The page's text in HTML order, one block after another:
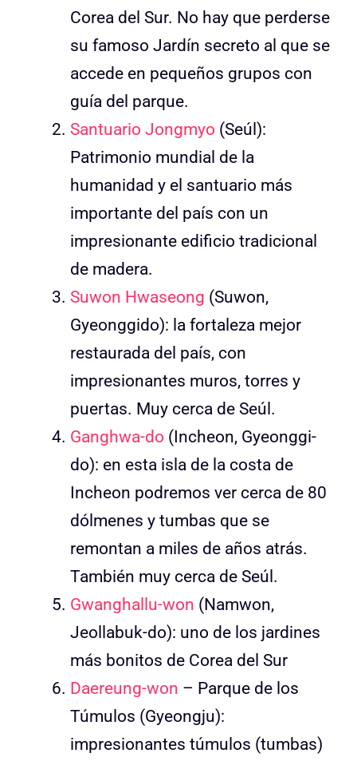
Corea del Sur. No hay que perderse
su famoso Jardín secreto al que se
accede en pequeños grupos con
guía del parque.
Santuario Jongmyo (Seúl):
Patrimonio mundial de la
humanidad y el santuario más
importante del país con un
impresionante edificio tradicional
de madera.
Suwon Hwaseong (Suwon,
Gyeonggido): la fortaleza mejor
restaurada del país, con
impresionantes muros, torres y
puertas. Muy cerca de Seúl.
Ganghwa-do (Incheon, Gyeonggi-
do): en esta isla de la costa de
Incheon podremos ver cerca de 80
dólmenes y tumbas que se
remontan a miles de años atrás.
También muy cerca de Seúl.
Gwanghallu-won (Namwon,
Jeollabuk-do): uno de los jardines
más bonitos de Corea del Sur
Daereung-won – Parque de los
Túmulos (Gyeongju):
impresionantes túmulos (tumbas)